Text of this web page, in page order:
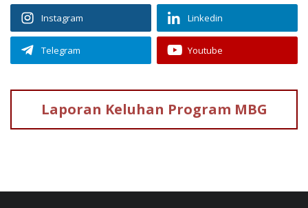
Instagram Linkedin
Telegram Youtube
Laporan Keluhan Program MBG